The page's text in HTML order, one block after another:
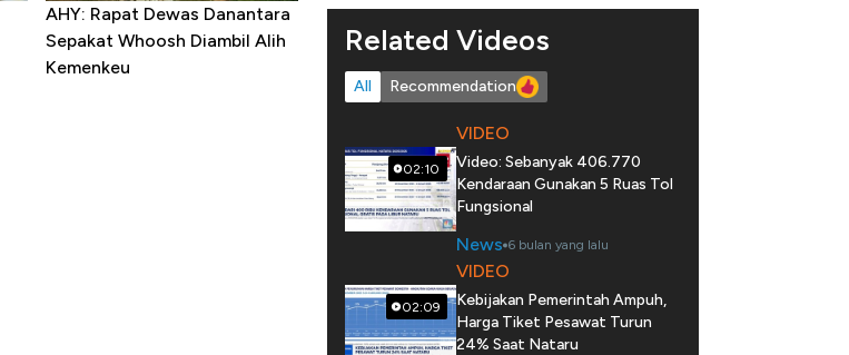
AHY: Rapat Dewas Danantara
Sepakat Whoosh Diambil Alih
Kemenkeu
Related Videos
All Recommendation
02:10
VIDEO
Video: Sebanyak 406.770
Kendaraan Gunakan 5 Ruas Tol
Fungsional
News 6 bulan yang lalu
02:09
VIDEO
Kebijakan Pemerintah Ampuh,
Harga Tiket Pesawat Turun
24% Saat Nataru